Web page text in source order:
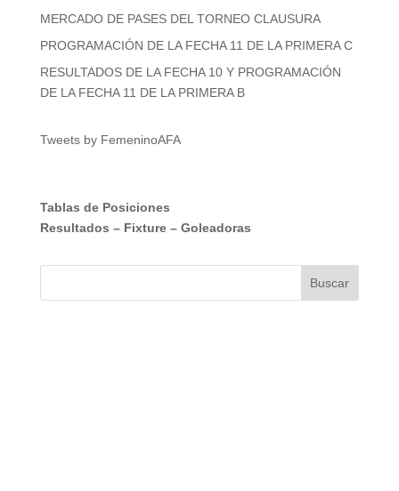
MERCADO DE PASES DEL TORNEO CLAUSURA
PROGRAMACIÓN DE LA FECHA 11 DE LA PRIMERA C
RESULTADOS DE LA FECHA 10 Y PROGRAMACIÓN
DE LA FECHA 11 DE LA PRIMERA B
Tweets by FemeninoAFA
Tablas de Posiciones
Resultados – Fixture– Goleadoras